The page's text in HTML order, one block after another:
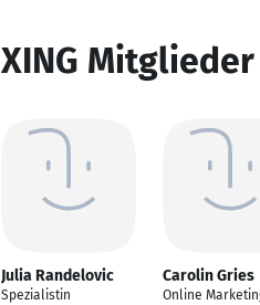
XING
Julia Randelovic
Spezialistin
Carolin Gries
Online